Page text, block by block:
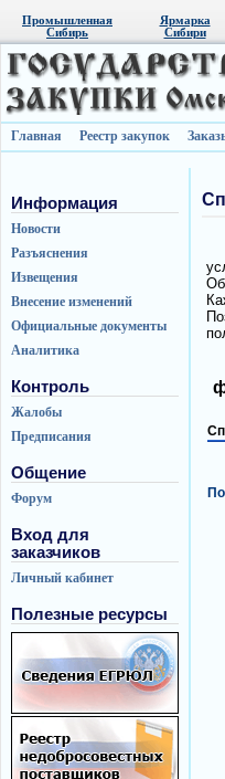
Промышленная
Сибирь
Ярмарка
Сибири
Главная Реестр закупок
Информация
Новости
Разъяснения
Извещения
Внесение изменений
Официальные документы
Аналитика
Контроль
Жалобы
Предписания
Общение
Форум
Вход для
заказчиков
Личный кабинет
Полезные ресурсы